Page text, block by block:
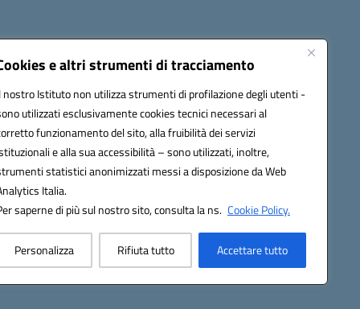
e altri strumenti di tracciamento
nostro Istituto non utilizza strumenti di profilazione degli utenti -
utilizzati esclusivamente cookies tecnici necessari al
funzionamento del sito, alla fruibilità dei servizi
e alla sua accessibilità – sono utilizzati, inoltre,
statistici anonimizzati messi a disposizione da Web
Italia.
saperne di più sul nostro sito, consulta la ns. Cookie Policy.
Personalizza Rifiuta tutto Accettare tutto